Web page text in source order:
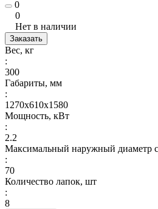
0
0
Нет в наличии
Заказать
Вес, кг
:
300
Габариты, мм
:
1270х610х1580
Мощность, кВт
:
2.2
Максимальный наружный диаметр
:
70
Количество лапок, шт
:
8